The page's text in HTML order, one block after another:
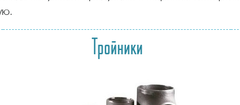
Тройники